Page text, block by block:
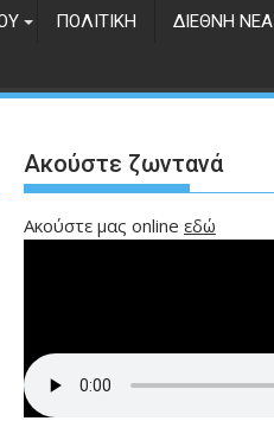
ΠΟΛΙΤΙΚΉ ΔΙΕΘΝΉ ΝΈΑ
Ακούστε ζωντανά
Ακούστε μας online εδώ